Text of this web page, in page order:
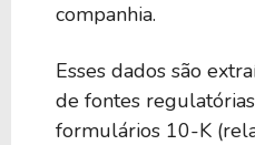
companhia.
Esses dados são
de fontes
formulários 10-K